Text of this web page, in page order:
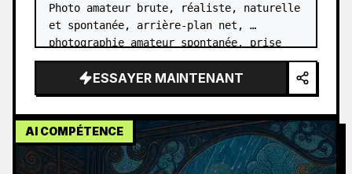
Photo amateur brute, réaliste, naturelle
et spontanée, arrière-plan net,
photographie amateur spontanée, prise
avec un Samsung Galaxy S21 Ultra ,
photographie spontanée amateur au
smartphone, object…
ESSAYER MAINTENANT
AI COMPÉTENCE